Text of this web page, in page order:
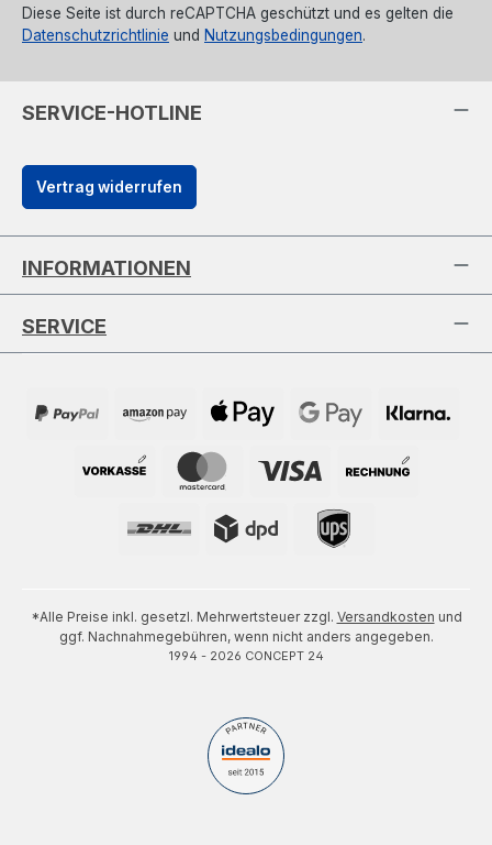
Diese Seite ist durch reCAPTCHA geschützt und es gelten die
Datenschutzrichtlinie und Nutzungsbedingungen.
SERVICE-HOTLINE
Vertrag widerrufen
INFORMATIONEN
SERVICE
*Alle Preise inkl. gesetzl. Mehrwertsteuer zzgl. Versandkosten und
ggf. Nachnahmegebühren, wenn nicht anders angegeben.
1994 - 2026 CONCEPT 24